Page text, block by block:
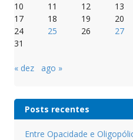
10
11 12 13
17
18 19 20
24
25 26 27
31
« dez ago »
Posts recentes
Entre Opacidade e